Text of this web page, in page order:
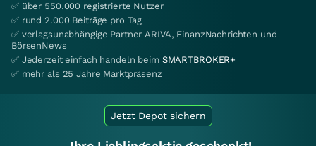
✅ über 550.000 registrierte Nutzer
✅ rund 2.000 Beiträge pro Tag
✅ verlagsunabhängige Partner ARIVA, FinanzNachrichten und
BörsenNews
✅ Jederzeit einfach handeln beim SMARTBROKER+
✅ mehr als 25 Jahre Marktpräsenz
Jetzt Depot sichern